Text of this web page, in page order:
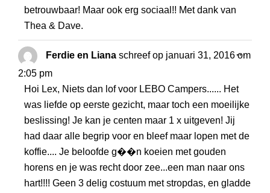
betrouwbaar! Maar ook erg sociaal!! Met dank van
Thea & Dave.
Ferdie en Liana schreef op januari 31, 2016 om
2:05 pm
Hoi Lex, Niets dan lof voor LEBO Campers...... Het
was liefde op eerste gezicht, maar toch een moeilijke
beslissing! Je kan je centen maar 1 x uitgeven! Jij
had daar alle begrip voor en bleef maar lopen met de
koffie.... Je beloofde g��n koeien met gouden
horens en je was recht door zee...een man naar ons
hart!!!! Geen 3 delig costuum met stropdas, en gladde
...